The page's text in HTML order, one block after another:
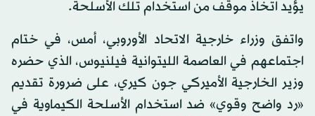
يؤيد اتخاذ موقف من استخدام تلك الأسلحة.
واتفق وزراء خارجية الاتحاد الأوروبي، أمس، في ختام
اجتماعهم في العاصمة الليتوانية فيلنيوس، الذي حضره
وزير الخارجية الأميركي جون كيري، على ضرورة تقديم
«رد واضح وقوي» ضد استخدام الأسلحة الكيماوية في